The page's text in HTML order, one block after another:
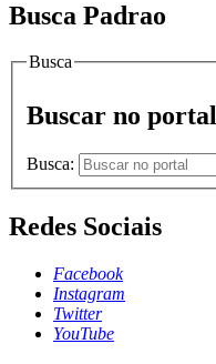
Busca Padrao
Busca
Buscar no portal
Busca:
Redes Sociais
Facebook
Instagram
Twitter
YouTube